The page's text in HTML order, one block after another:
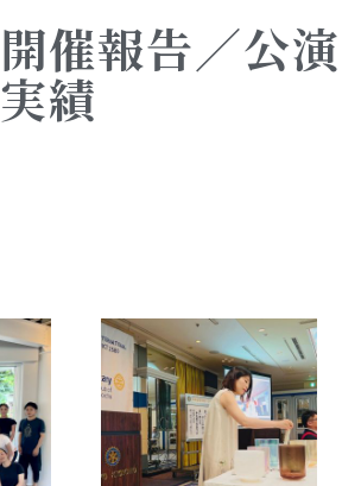
開催報告／公演
実績